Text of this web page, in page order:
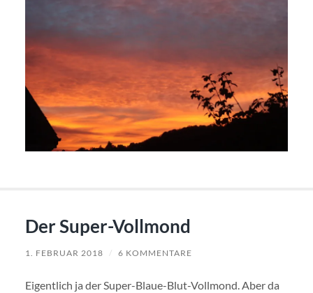
Der Super-Vollmond
1. FEBRUAR 2018 / 6 KOMMENTARE
Eigentlich ja der Super-Blaue-Blut-Vollmond. Aber da